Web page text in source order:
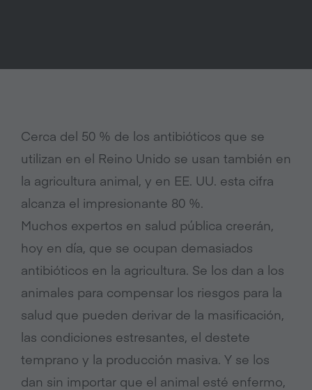
Cerca del 50 % de los antibióticos que se
utilizan en el Reino Unido se usan también en
la agricultura animal, y en EE. UU. esta cifra
alcanza el impresionante 80 %.
Muchos expertos en salud pública creerán,
hoy en día, que se ocupan demasiados
antibióticos en la agricultura. Se los dan a los
animales para compensar los riesgos para la
salud que pueden derivar de la masificación,
las condiciones estresantes, el destete
temprano y la producción masiva. Y se los
dan sin importar que el animal esté enfermo,